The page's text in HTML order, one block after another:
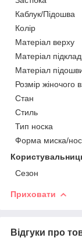
Каблук/Підошва
Колір
Матеріал верху
Матеріал
Матеріал
Розмір жіночого
Стан
Стиль
Тип носка
Форма миска/
Сезон
Приховати
Відгуки про